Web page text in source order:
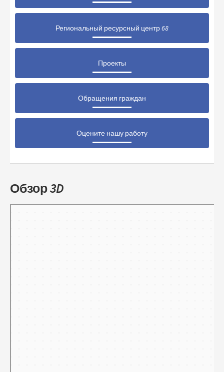
Региональный ресурсный центр 68
Проекты
Обращения граждан
Оцените нашу работу
Обзор 3D